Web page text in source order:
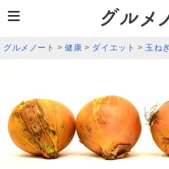
グルメノート >健康 > ダイエット > 玉ね
≡